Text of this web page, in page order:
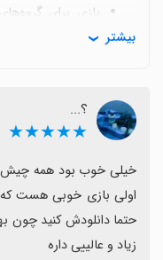
بازی برای
زیادی ندارد و
به‌طور کامل باز
بودن مسابقات
طرفداران
اضافه‌شدن مدل‌های
تازه بماند.
به طور کلی نگاه
بیشتر
؟...
★★★★★
زیاد و عالییی داره